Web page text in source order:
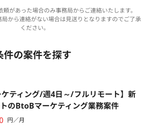
があった場合のみ事務局からご連絡いたします。
局から連絡がない場合は見送りとなりますのでご了承
ください。
件の案件を探す
ケティング/週4日～/フルリモート】新
のBtoBマーケティング業務案件
円／月